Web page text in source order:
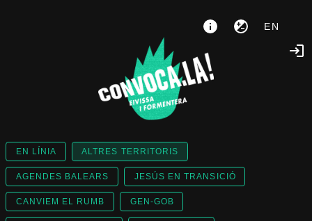
EN
EN LÍNIA ALTRES TERRITORIS
AGENDES BALEARS JESÚS EN TRANSICIÓ
CANVIEM EL RUMB GEN-GOB